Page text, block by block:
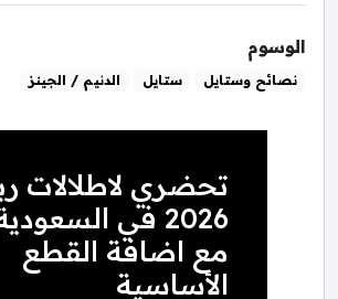
الوسوم
نصائح وستايل ستايل الدنيم / الجينز
تحضري لاطلالات
2026 في
مع اضافة القطع
الأساسية